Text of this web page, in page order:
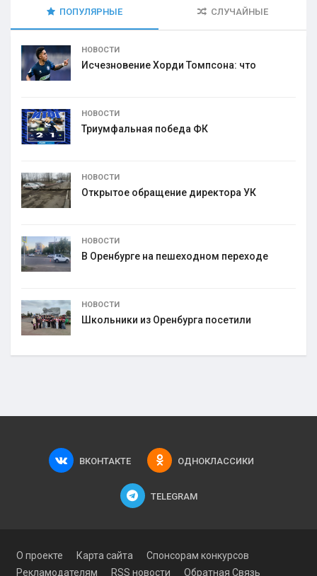
ПОПУЛЯРНЫЕ СЛУЧАЙНЫЕ
НОВОСТИ
Исчезновение Хорди Томпсона: что
НОВОСТИ
Триумфальная победа ФК
НОВОСТИ
Открытое обращение директора УК
НОВОСТИ
В Оренбурге на пешеходном переходе
НОВОСТИ
Школьники из Оренбурга посетили
ВКОНТАКТЕ ОДНОКЛАССИКИ
TELEGRAM
О проекте Карта сайта
Спонсорам конкурсов
Рекламодателям
RSS новости Обратная Связь